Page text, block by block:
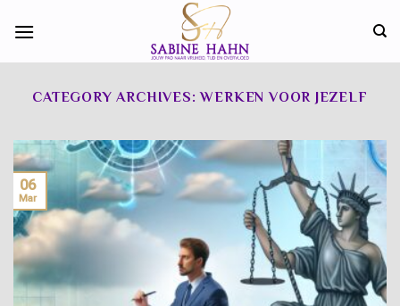
CATEGORY ARCHIVES:WERKEN VOOR JEZELF
06
Mar